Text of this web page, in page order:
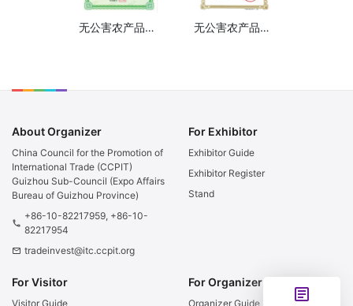
无公害农产品证书1 无公害农产品证书2
article
About Organizer
China Council for the Promotion of
International Trade (CCPIT)
Guizhou Sub-Council (Expo Affairs
Bureau of Guizhou Province)
phone
+86-10-82217959, +86-10-
82217954
email tradeinvest@itc.ccpit.org
For Exhibitor
Exhibitor Guide
Exhibitor Register
Stand
For Visitor
Visitor Guide
For Organizer
Organizer Guide